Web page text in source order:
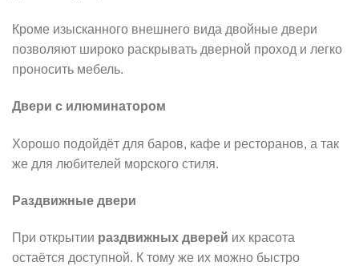
Кроме изысканного внешнего вида двойные двери
позволяют широко раскрывать дверной проход и легко
проносить мебель.
Двери с илюминатором
Хорошо подойдёт для баров, кафе и ресторанов, а так
же для любителей морского стиля.
Раздвижные двери
При открытии раздвижных дверей их красота
остаётся доступной. К тому же их можно быстро